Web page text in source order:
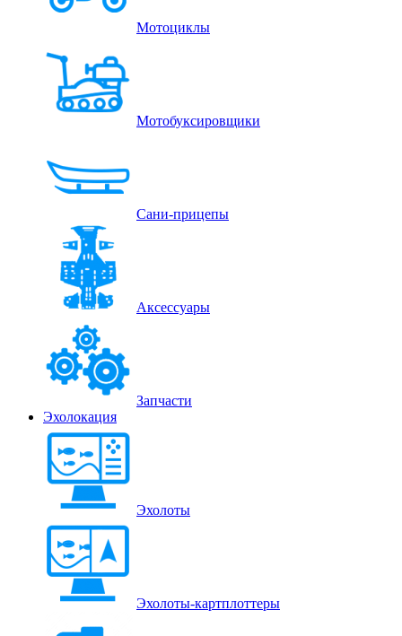
Мотоциклы
Мотобуксировщики
Сани-прицепы
Аксессуары
Запчасти
Эхолокация
Эхолоты
Эхолоты-картплоттеры